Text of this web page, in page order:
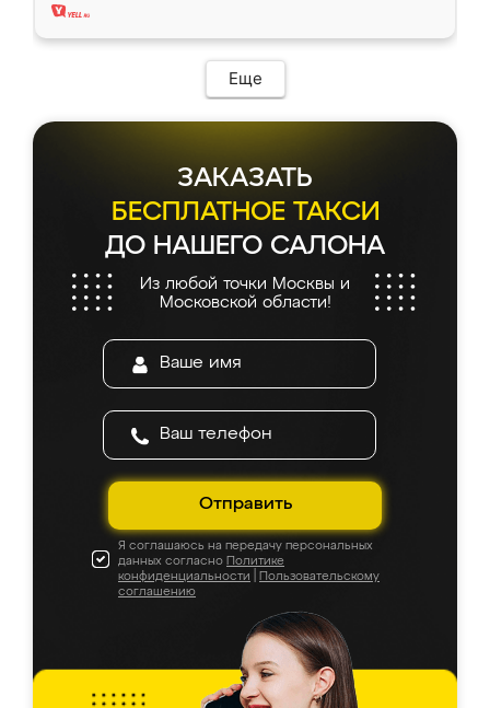
Еще
ЗАКАЗАТЬ
БЕСПЛАТНОЕ ТАКСИ
ДО НАШЕГО САЛОНА
Из любой точки Москвы и
Московской области!
Отправить
Я соглашаюсь на передачу персональных
данных согласно Политике
конфиденциальности
Пользовательскому
соглашению